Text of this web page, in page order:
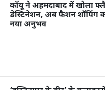
कॉयू ने अहमदाबाद में खोला
डेस्टिनेशन, अब फैशन शॉपिंग
नया अनुभव